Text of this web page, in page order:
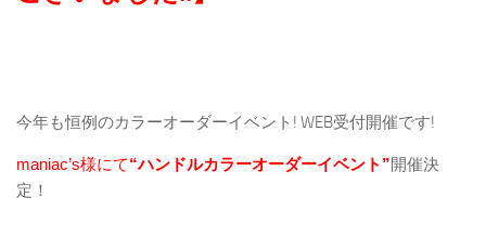
今年も恒例のカラーオーダーイベント! WEB受付開催です!
maniac’s様にて“ハンドルカラーオーダーイベント”開催決
定！